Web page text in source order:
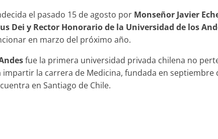
el pasado 15 de agosto por Monseñor Javier
Dei y Rector Honorario de la Universidad de los
en marzo del próximo año.
fue la primera universidad privada chilena no
impartir la carrera de Medicina, fundada en septiembre
en Santiago de Chile.